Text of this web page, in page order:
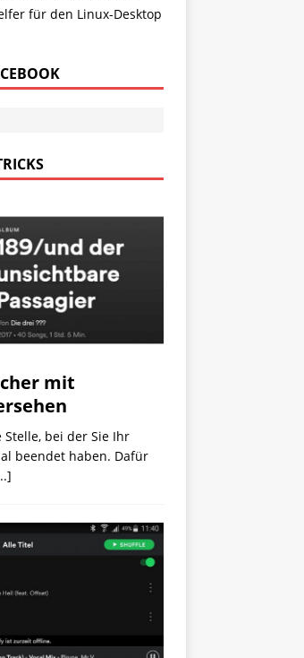
für den Linux-Desktop
mit
bei der Sie Ihr
beendet haben. Dafür